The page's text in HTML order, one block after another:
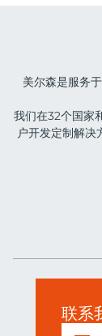
美尔森是服务
我们在32个国家
户开发定制解决
联系